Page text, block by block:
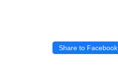
Share to Facebook